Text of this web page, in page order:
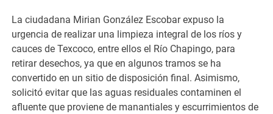
La ciudadana Mirian González Escobar expuso la
urgencia de realizar una limpieza integral de los ríos y
cauces de Texcoco, entre ellos el Río Chapingo, para
retirar desechos, ya que en algunos tramos se ha
convertido en un sitio de disposición final. Asimismo,
solicitó evitar que las aguas residuales contaminen el
afluente que proviene de manantiales y escurrimientos de